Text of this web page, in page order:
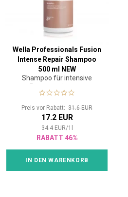
Wella Professionals Fusion
Intense Repair Shampoo
500 ml NEW
Shampoo für intensive
Regeneration von
geschädigtem Haar
Preis vor Rabatt: 31.6 EUR
17.2 EUR
34.4 EUR/1
RABATT 46%
IN DEN WARENKORB